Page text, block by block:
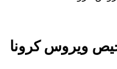
ویروس کرونا